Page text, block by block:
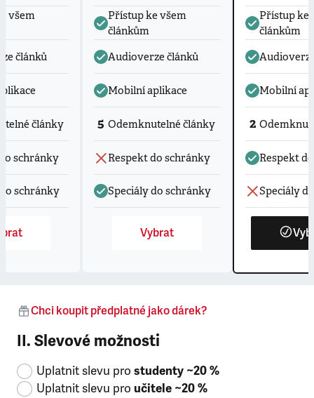
všem
článků
články
schránky
schránky
Přístup ke všem
článkům
Audioverze článků
Mobilní aplikace
5 Odemknutelné články
Respekt do schránky
Speciály do schránky
Vybrat
Přístup ke
článkům
Mobilní
2
Respekt
Speciály
Chci koupit předplatné jako dárek?
II. Slevové možnosti
Uplatnit slevu pro studenty ~20 %
Uplatnit slevu pro učitele ~20 %